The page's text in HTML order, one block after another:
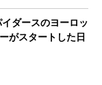
ダースのヨーロッ
がスタートした日